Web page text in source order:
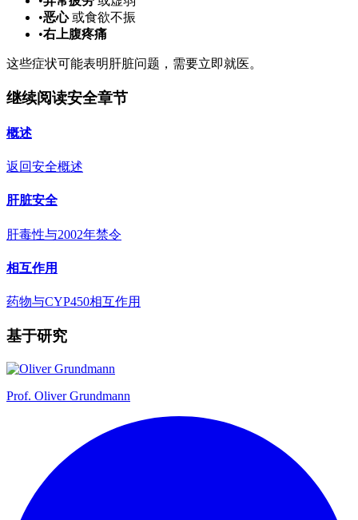
•恶心 或食欲不振
•右上腹疼痛
这些症状可能表明肝脏问题，需要立即就医。
继续阅读安全章节
概述
返回安全概述
肝脏安全
肝毒性与2002年禁令
相互作用
药物与CYP450相互作用
基于研究
Prof. Oliver Grundmann